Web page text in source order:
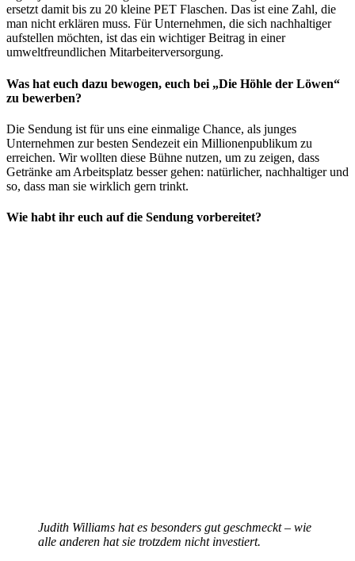
ersetzt damit bis zu 20 kleine PET Flaschen. Das ist eine Zahl, die
man nicht erklären muss. Für Unternehmen, die sich nachhaltiger
aufstellen möchten, ist das ein wichtiger Beitrag in einer
umweltfreundlichen Mitarbeiterversorgung.
Was hat euch dazu bewogen, euch bei „Die Höhle der Löwen“
zu bewerben?
Die Sendung ist für uns eine einmalige Chance, als junges
Unternehmen zur besten Sendezeit ein Millionenpublikum zu
erreichen. Wir wollten diese Bühne nutzen, um zu zeigen, dass
Getränke am Arbeitsplatz besser gehen: natürlicher, nachhaltiger und
so, dass man sie wirklich gern trinkt.
Wie habt ihr euch auf die Sendung vorbereitet?
Judith Williams hat es besonders gut geschmeckt – wie
alle anderen hat sie trotzdem nicht investiert.